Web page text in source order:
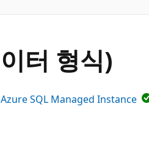
터 형식)
Azure SQL Managed Instance